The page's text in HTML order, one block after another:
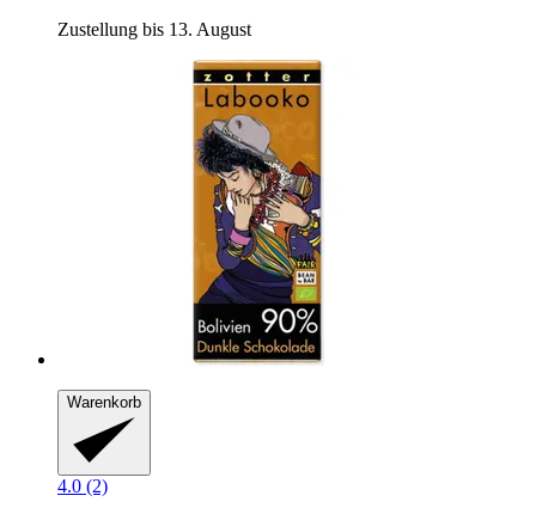
Zustellung bis 13. August
Warenkorb
4.0 (2)